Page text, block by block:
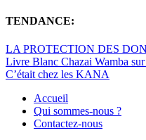
TENDANCE:
LA PROTECTION DES
Livre Blanc Chazai Wamba
C’était chez les KANA
Accueil
Qui sommes-nous ?
Contactez-nous